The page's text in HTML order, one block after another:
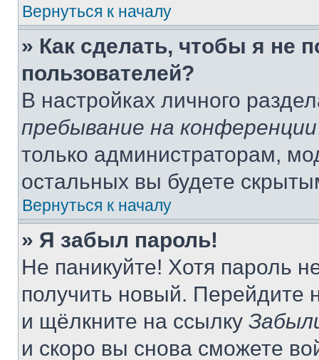
Вернуться к началу
» Как сделать, чтобы я не
пользователей?
В настройках личного
пребывание на конференции
только администраторам,
остальных вы будете
Вернуться к началу
» Я забыл пароль!
Не паникуйте! Хотя пароль
получить новый. Перейдите
и щёлкните на ссылку
и скоро вы снова сможете